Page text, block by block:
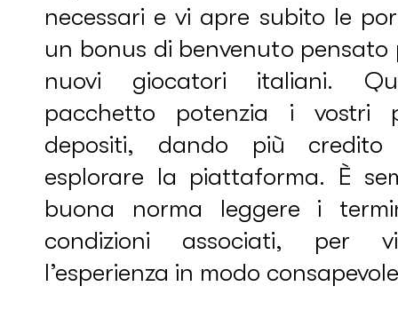
necessari e vi apre subito le
un bonus di benvenuto pensato
nuovi giocatori italiani.
pacchetto potenzia i vostri
depositi, dando più credito
esplorare la piattaforma. È
buona norma leggere i
condizioni associati, per
l’esperienza in modo